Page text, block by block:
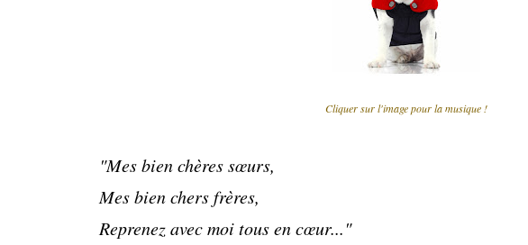
Cliquer sur l'image pour la musique !
"Mes bien chères sœurs,
Mes bien chers frères,
Reprenez avec moi tous en cœur..."